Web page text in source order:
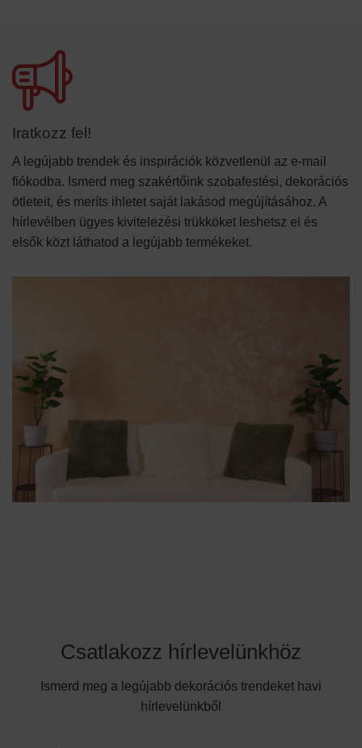
Iratkozz fel!
A legújabb trendek és inspirációk közvetlenül az e-mail
fiókodba. Ismerd meg szakértőink szobafestési, dekorációs
ötleteit, és meríts ihletet saját lakásod megújításához. A
hírlevélben ügyes kivitelezési trükköket leshetsz el és
elsők közt láthatod a legújabb termékeket.
Csatlakozz hírlevelünkhöz
Ismerd meg a legújabb dekorációs trendeket havi
hírlevelünkből